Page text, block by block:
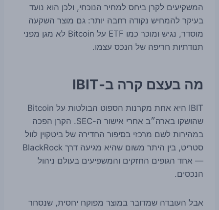
המשקיעים לקרן ביחס למחיר הנוכחי, ולכן הוא נועד
בעיקר להמחיש נקודה רחבה יותר: גם מוצר השקעה
מוסדר, נגיש ומוכר כמו ETF על Bitcoin לא מגן מפני
תנודתיות חריפה של הנכס עצמו.
מה בעצם קרה ב-IBIT
IBIT היא אחת מקרנות הספוט הבולטות על Bitcoin
שהושקו בארה״ב אחרי אישור ה-SEC. הקרן הפכה
במהירות לשם מרכזי בסיפור החדירה של ביטקוין לוול
סטריט, בין היתר משום שהיא מגיעה דרך BlackRock
— אחד הגופים החזקים והמשפיעים בעולם ניהול
הנכסים.
אבל העובדה שמדובר במוצר מפוקח יחסית, שנסחר